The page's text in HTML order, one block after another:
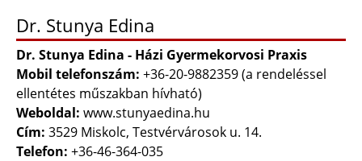
Dr. Stunya Edina
Dr. Stunya Edina - Házi Gyermekorvosi Praxis
Mobil telefonszám: +36-20-9882359 (a rendeléssel
ellentétes műszakban hívható)
Weboldal: www.stunyaedina.hu
Cím: 3529 Miskolc, Testvérvárosok u. 14.
Telefon: +36-46-364-035